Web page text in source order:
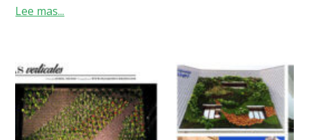
Lee mas...